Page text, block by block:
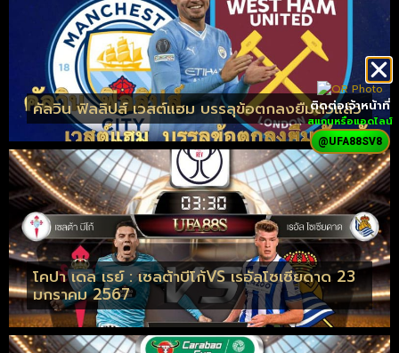
คัลวิน ฟิลลิปส์ เวสต์แฮม บรรลุข้อตกลงยืมตัวแล้ว
โคปา เดล เรย์ : เซลต้าบีโก้VS เรอัลโซเซียดาด 23
มกราคม 2567
ติดต่อเจ้าหน้าที่
สแกนหรือแอดไลน์
@UFA88SV8